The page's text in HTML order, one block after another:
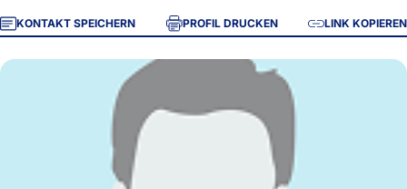
KONTAKT SPEICHERN PROFIL DRUCKEN LINK KOPIEREN